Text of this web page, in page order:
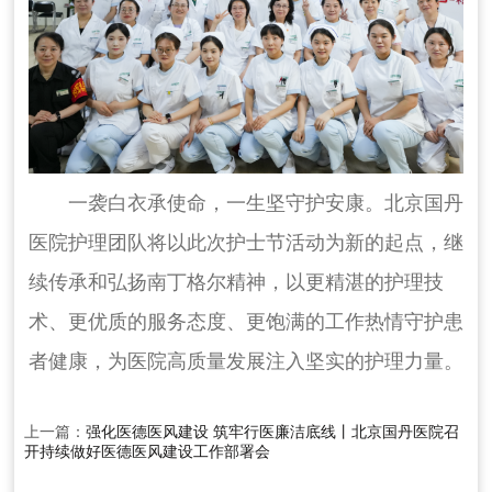
一袭白衣承使命，一生坚守护安康。北京国丹
医院护理团队将以此次护士节活动为新的起点，继
续传承和弘扬南丁格尔精神，以更精湛的护理技
术、更优质的服务态度、更饱满的工作热情守护患
者健康，为医院高质量发展注入坚实的护理力量。
上一篇： 强化医德医风建设 筑牢行医廉洁底线丨北京国丹医院召
开持续做好医德医风建设工作部署会